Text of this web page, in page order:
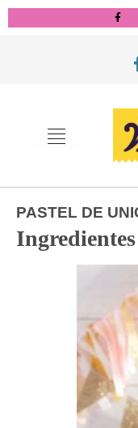
PASTEL DE
Ingredientes